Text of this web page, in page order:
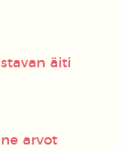
äiti
arvot